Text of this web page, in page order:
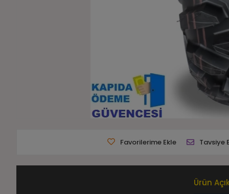
Favorilerime Ekle Tavsiye
Ürün